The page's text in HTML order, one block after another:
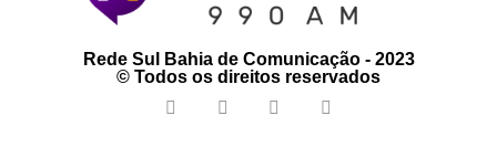
Rede Sul Bahia de Comunicação - 2023
© Todos os direitos reservados